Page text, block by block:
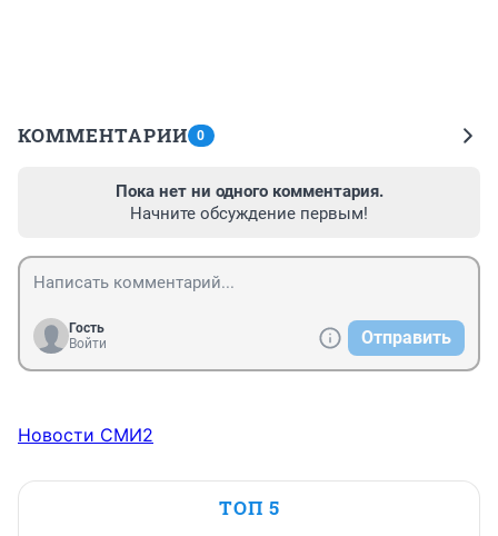
КОММЕНТАРИИ 0
Пока нет ни одного комментария.
Начните обсуждение первым!
Гость
Войти
Отправить
Новости СМИ2
ТОП 5